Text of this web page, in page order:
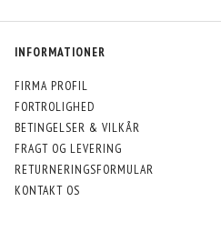
INFORMATIONER
FIRMA PROFIL
FORTROLIGHED
BETINGELSER & VILKÅR
FRAGT OG LEVERING
RETURNERINGSFORMULAR
KONTAKT OS